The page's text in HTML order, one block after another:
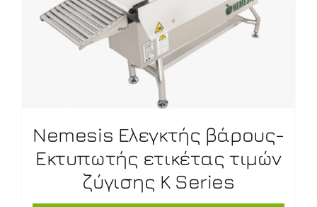
Nemesis Ελεγκτής βάρους-
Εκτυπωτής ετικέτας τιμών
ζύγισης K Series